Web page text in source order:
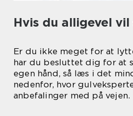
Hvis du alligevel vil
Er du ikke meget for at
har du besluttet dig for at
egen hånd, så læs i det
nedenfor, hvor
anbefalinger med på vejen.